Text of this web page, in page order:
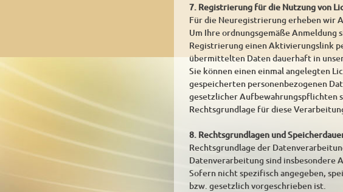
7. Registrierung für die Nutzung von
Für die Neuregistrierung erheben wir
Um Ihre ordnungsgemäße
Registrierung einen Aktivierungslink
übermittelten Daten dauerhaft in
Sie können einen einmal angelegten
gespeicherten personenbezogenen
gesetzlicher Aufbewahrungspflichten
Rechtsgrundlage für diese
8. Rechtsgrundlagen und
Rechtsgrundlage der
Datenverarbeitung sind insbesondere
Sofern nicht spezifisch angegeben,
bzw. gesetzlich vorgeschrieben ist.